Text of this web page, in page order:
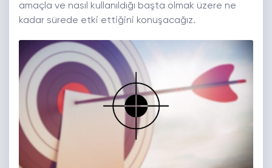
amaçla ve nasıl kullanıldığı başta olmak üzere ne
kadar sürede etki ettiğini konuşacağız.